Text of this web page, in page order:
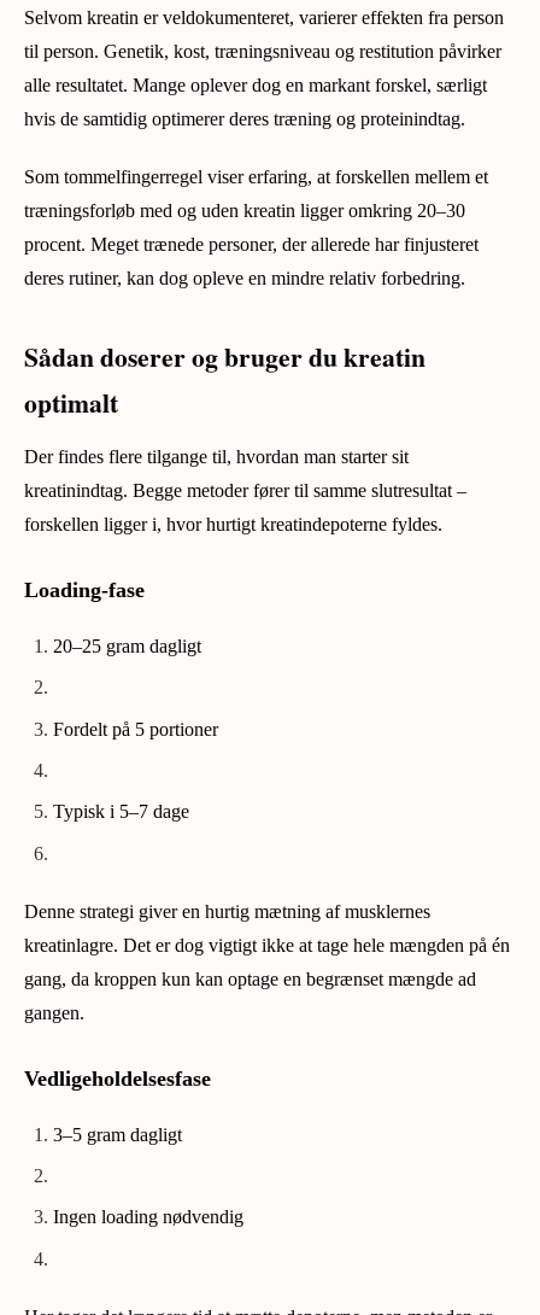
Selvom kreatin er veldokumenteret, varierer effekten fra person
til person. Genetik, kost, træningsniveau og restitution påvirker
alle resultatet. Mange oplever dog en markant forskel, særligt
hvis de samtidig optimerer deres træning og proteinindtag.
Som tommelfingerregel viser erfaring, at forskellen mellem et
træningsforløb med og uden kreatin ligger omkring 20–30
procent. Meget trænede personer, der allerede har finjusteret
deres rutiner, kan dog opleve en mindre relativ forbedring.
Sådan doserer og bruger du kreatin
optimalt
Der findes flere tilgange til, hvordan man starter sit
kreatinindtag. Begge metoder fører til samme slutresultat –
forskellen ligger i, hvor hurtigt kreatindepoterne fyldes.
Loading-fase
20–25 gram dagligt
Fordelt på 5 portioner
Typisk i 5–7 dage
Denne strategi giver en hurtig mætning af musklernes
kreatinlagre. Det er dog vigtigt ikke at tage hele mængden på én
gang, da kroppen kun kan optage en begrænset mængde ad
gangen.
Vedligeholdelsesfase
3–5 gram dagligt
Ingen loading nødvendig